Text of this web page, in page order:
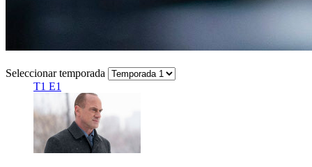
Seleccionar temporada
T1 E1